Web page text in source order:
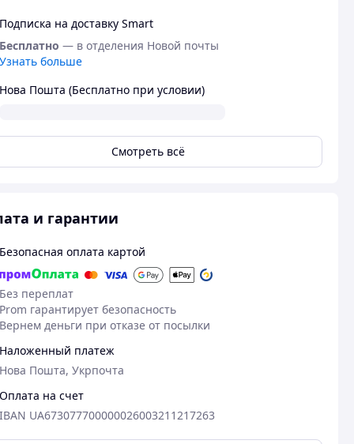
Подписка на доставку Smart
Бесплатно — в отделения Новой почты
Узнать больше
Нова Пошта (Бесплатно при условии)
Смотреть всё
и гарантии
Безопасная оплата картой
Без переплат
Prom гарантирует безопасность
Вернем деньги при отказе от посылки
Наложенный платеж
Нова Пошта, Укрпочта
Оплата на счет
IBAN UA673077700000026003211217263